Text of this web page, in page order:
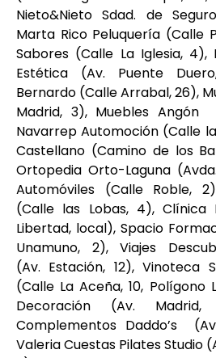
Nieto&Nieto Sdad. de
Marta Rico Peluquería (Calle
Sabores (Calle La Iglesia, 4),
Estética (Av. Puente
Bernardo (Calle Arrabal, 26),
Madrid, 3), Muebles Angón
Navarrep Automoción (Calle
Castellano (Camino de los
Ortopedia Orto-Laguna
Automóviles (Calle Roble,
(Calle las Lobas, 4), Clínica
Libertad, local), Spacio
Unamuno, 2), Viajes
(Av. Estación, 12), Vinoteca
(Calle La Aceña, 10, Polígono
Decoración (Av.
Complementos Daddo’s
Valeria Cuestas Pilates Studio